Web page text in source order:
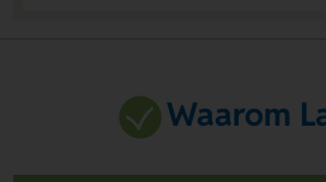
Waarom